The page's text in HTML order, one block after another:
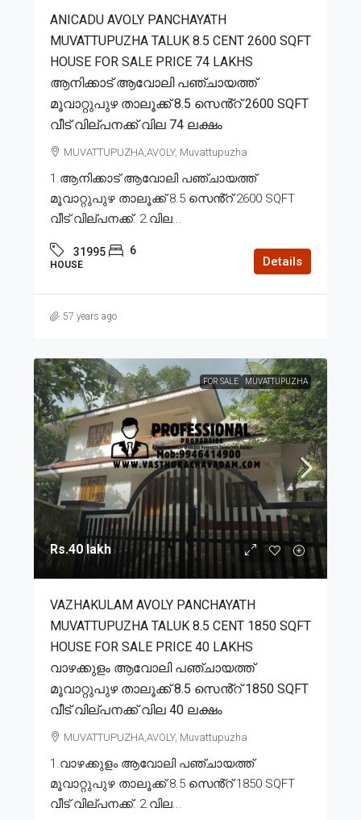
ANICADU AVOLY PANCHAYATH
MUVATTUPUZHA TALUK 8.5 CENT 2600 SQFT
HOUSE FOR SALE PRICE 74 LAKHS
ആനിക്കാട് ആവോലി പഞ്ചായത്ത്
മൂവാറ്റുപുഴ താലൂക്ക് 8.5 സെൻ്റ് 2600 SQFT
വീട് വില്പനക്ക് വില 74 ലക്ഷം
MUVATTUPUZHA,AVOLY, Muvattupuzha
1.ആനിക്കാട് ആവോലി പഞ്ചായത്ത്
മൂവാറ്റുപുഴ താലൂക്ക് 8.5 സെൻ്റ് 2600 SQFT
വീട് വില്പനക്ക്. 2.വില...
31995 6
HOUSE Details
57 years ago
FOR SALE MUVATTUPUZHA
Rs.40 lakh
VAZHAKULAM AVOLY PANCHAYATH
MUVATTUPUZHA TALUK 8.5 CENT 1850 SQFT
HOUSE FOR SALE PRICE 40 LAKHS
വാഴക്കുളം ആവോലി പഞ്ചായത്ത്
മൂവാറ്റുപുഴ താലൂക്ക് 8.5 സെൻ്റ് 1850 SQFT
വീട് വില്പനക്ക് വില 40 ലക്ഷം
MUVATTUPUZHA,AVOLY, Muvattupuzha
1.വാഴക്കുളം ആവോലി പഞ്ചായത്ത്
മൂവാറ്റുപുഴ താലൂക്ക് 8.5 സെൻ്റ് 1850 SQFT
വീട് വില്പനക്ക്. 2.വില...